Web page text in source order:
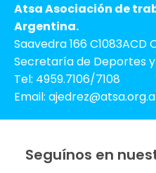
Atsa Asociación de
Argentina.
Saavedra 166 C1083ACD
Secretaría de Deportes
Tel: 4959.7106/7108
Email:
Seguínos en